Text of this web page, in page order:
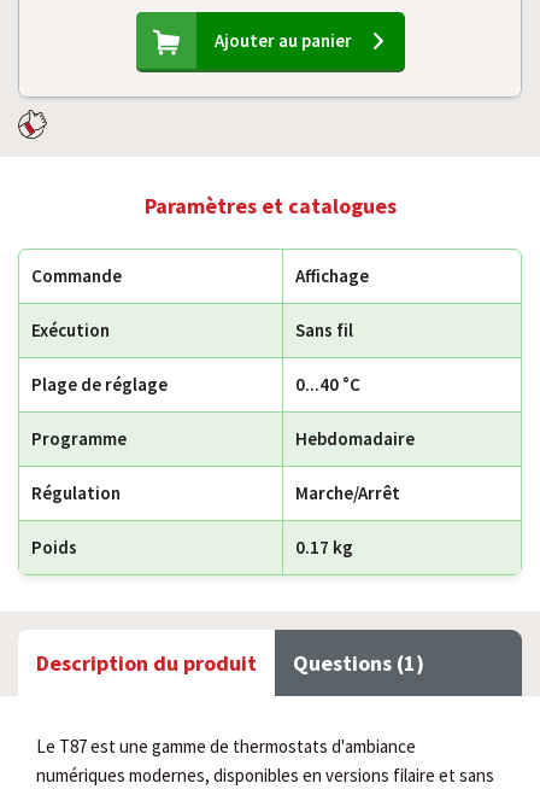
Ajouter au panier
Paramètres et catalogues
Commande Affichage
Exécution Sans fil
Plage de réglage 0...40 °C
Programme Hebdomadaire
Régulation Marche/Arrêt
Poids 0.17 kg
Description du produit Questions (1)
Le T87 est une gamme de thermostats d'ambiance
numériques modernes, disponibles en versions filaire et sans